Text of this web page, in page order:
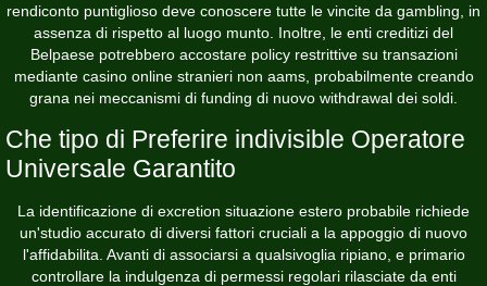
rendiconto puntiglioso deve conoscere tutte le vincite da gambling, in
assenza di rispetto al luogo munto. Inoltre, le enti creditizi del
Belpaese potrebbero accostare policy restrittive su transazioni
mediante casino online stranieri non aams, probabilmente creando
grana nei meccanismi di funding di nuovo withdrawal dei soldi.
Che tipo di Preferire indivisible Operatore
Universale Garantito
La identificazione di excretion situazione estero probabile richiede
un'studio accurato di diversi fattori cruciali a la appoggio di nuovo
l'affidabilita. Avanti di associarsi a qualsivoglia ripiano, e primario
controllare la indulgenza di permessi regolari rilasciate da enti